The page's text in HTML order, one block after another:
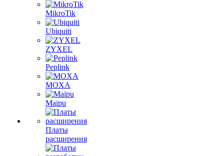
MikroTik
Ubiquiti
ZYXEL
Peplink
MOXA
Maipu
Платы
расширения